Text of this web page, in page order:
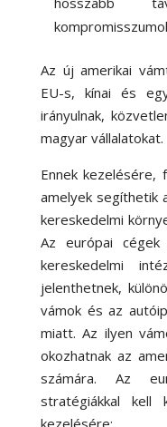
Az új amerikai
EU-s, kínai és
irányulnak,
magyar vállalatokat.
Ennek kezelésére,
amelyek segíthetik
kereskedelmi
Az európai
kereskedelmi
jelenthetnek,
vámok és az
miatt. Az ilyen
okozhatnak az
számára. Az
stratégiákkal kell
kezelésére: